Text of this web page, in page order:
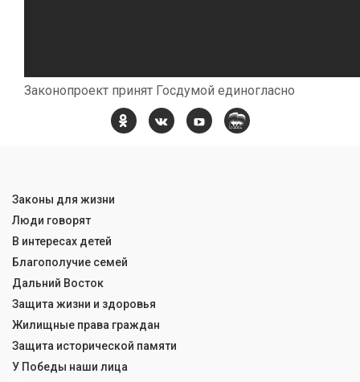
Законопроект принят Госдумой единогласно
Законы для жизни
Люди говорят
В интересах детей
Благополучие семей
Дальний Восток
Защита жизни и здоровья
Жилищные права граждан
Защита исторической памяти
У Победы наши лица